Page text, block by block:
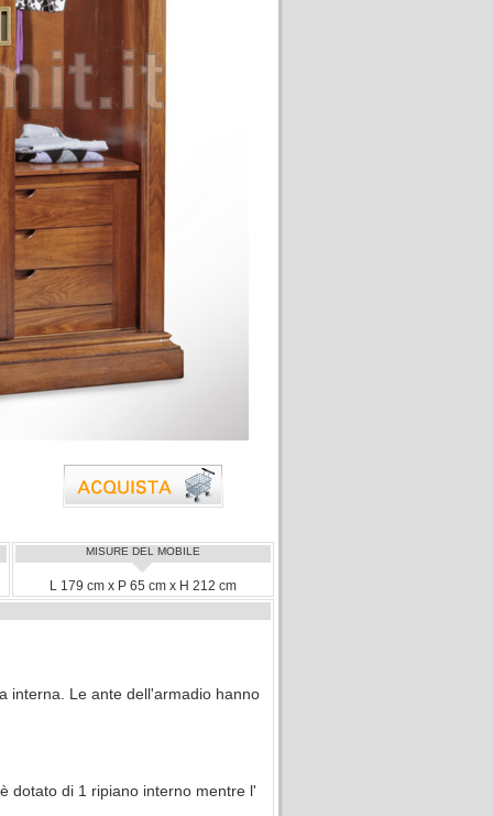
MISURE DEL MOBILE
L 179 cm x P 65 cm x H 212 cm
interna. Le ante dell'armadio hanno
dotato di 1 ripiano interno mentre l'